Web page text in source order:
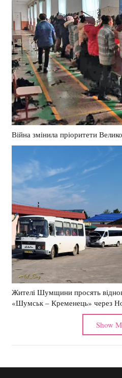
Війна змінила пріоритети
Жителі Шумщини просять
«Шумськ – Кременець» через
Show